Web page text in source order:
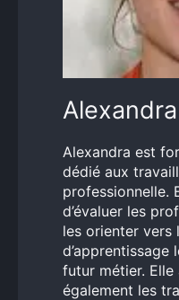
Alexandra
Alexandra est
dédié aux
professionnelle.
d’évaluer les
les orienter vers
d’apprentissage
futur métier. Elle
également les